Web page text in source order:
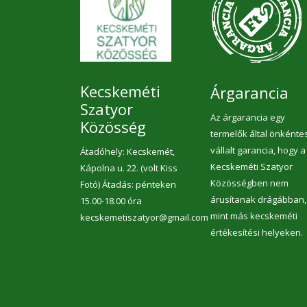
csökkentéséhez, az
idegrendszer normál
működéséhez, a normál
izomműködéshez, a normál
pszichológiai funkció
fenntartásához, a szív
fenntartásához, a bőr normál
pigmentációjához. szerepet
játszik a sejtosztódásban és a
normál fehérjeszintézisben
részt vesz a normál csontozat
fenntartásában és a normál
energiatermelő anyagcsere-
folyamatokban. Összetevők:
hántolt kendermag 32%,
kénmentes aszalt szilva
15%,élelmi rostok édesítővel
(inulin, polidextróz, eritrit, víz,
agar-agar), csíráztatott sárga
lenmag*, csíráztatott
Kecskeméti
Szatyor
Közösség
Átadóhely: Kecskemét,
Kápolna u. 22. (volt Kiss
Fotó) Átadás: pénteken
15.00-18.00 óra
kecskemetiszatyor@gmail.com
Árgarancia
Az árgarancia egy
termelők által
vállalt garancia, hogy a
Kecskeméti Szatyor
Közösségben nem
árusítanak drágábban,
mint más kecskeméti
értékesítési helyeken.